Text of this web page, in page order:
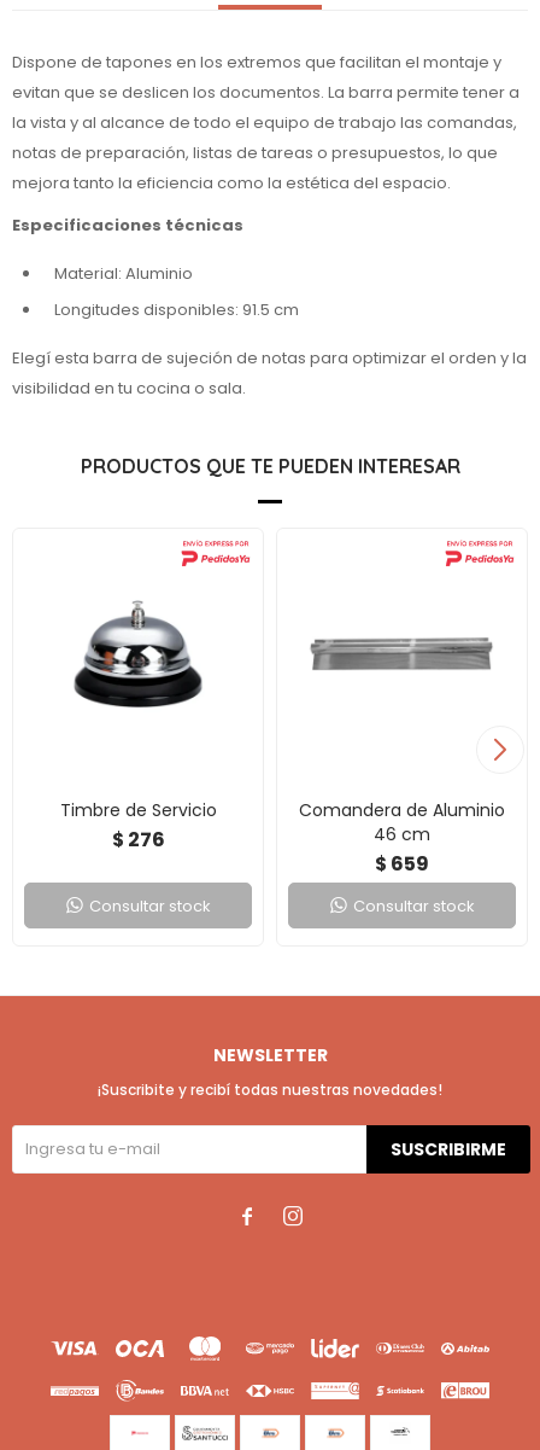
Dispone de tapones en los extremos que facilitan el montaje y
evitan que se deslicen los documentos. La barra permite tener a
la vista y al alcance de todo el equipo de trabajo las comandas,
notas de preparación, listas de tareas o presupuestos, lo que
mejora tanto la eficiencia como la estética del espacio.
Especificaciones técnicas
Material: Aluminio
Longitudes disponibles: 91.5 cm
Elegí esta barra de sujeción de notas para optimizar el orden y la
visibilidad en tu cocina o sala.
PRODUCTOS QUE TE PUEDEN INTERESAR
Timbre de Servicio
$ 276
Consultar stock
Comandera de Aluminio
46 cm
$ 659
Consultar stock
NEWSLETTER
¡Suscribite y recibí todas nuestras novedades!
SUSCRIBIRME
 